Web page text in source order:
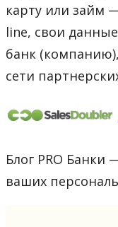
карту или займ
line, свои
банк
сети
Блог PRO Банки
ваших